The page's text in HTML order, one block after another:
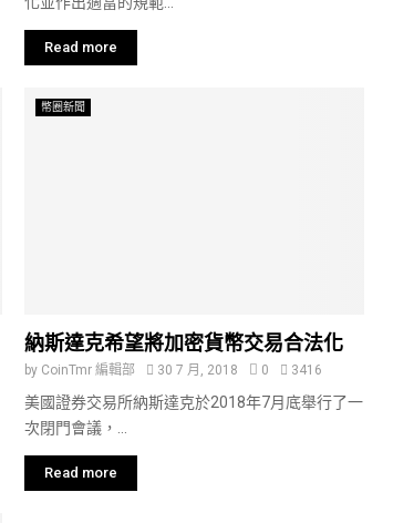
Read more
幣圈新聞
納斯達克希望將加密貨幣交易合法化
by CoinTmr 編輯部 30 7 月, 2018 0 3416
美國證券交易所納斯達克於2018年7月底舉行了一
次閉門會議，...
Read more